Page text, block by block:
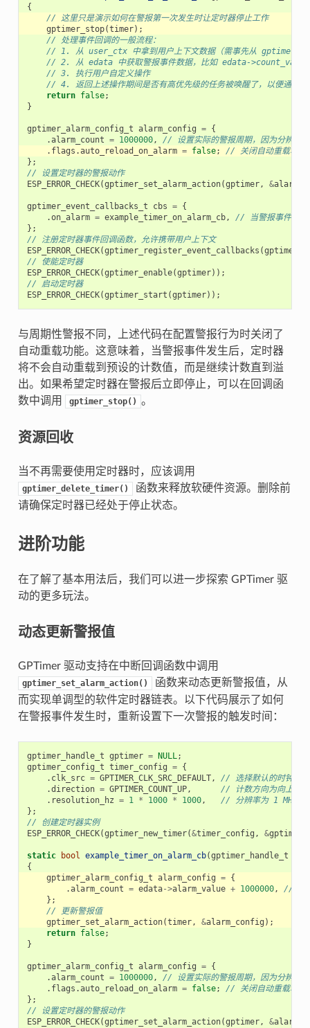
{
// 这里只是演示如何在警报第一次发生时让定时器停止工作
gptimer_stop(timer);
// 处理事件回调的一般流程：
// 1. 从 user_ctx 中拿到用户上下文数据（需事先从
// 2. 从 edata 中获取警报事件数据，比如 edata->count_value
// 3. 执行用户自定义操作
// 4. 返回上述操作期间是否有高优先级的任务被唤醒了，以便通知调
return false;
}
gptimer_alarm_config_t alarm_config = {
.alarm_count = 1000000,
// 设置实际的警报周期，因为分辨率
. flags .auto_reload_on_alarm = false;
// 关闭自动重载功能
};
// 设置定时器的警报动作
ESP_ERROR_CHECK(gptimer_set_alarm_action(gptimer, &
gptimer_event_callbacks_t cbs = {
.on_alarm = example_timer_on_alarm_cb,
// 当警报事件发生
};
// 注册定时器事件回调函数，允许携带用户上下文
ESP_ERROR_CHECK(gptimer_register_event_callbacks (gptimer
// 使能定时器
ESP_ERROR_CHECK(gptimer_enable(gptimer));
// 启动定时器
ESP_ERROR_CHECK(gptimer_start (gptimer));
与周期性警报不同，上述代码在配置警报行为时关闭了
自动重载功能。这意味着，当警报事件发生后，定时器
将不会自动重载到预设的计数值，而是继续计数直到溢
出。如果希望定时器在警报后立即停止，可以在回调函
数中调用
gptimer_stop() 。
资源回收
当不再需要使用定时器时，应该调用
gptimer_delete_timer()
函数来释放软硬件资源。删除前
请确保定时器已经处于停止状态。
进阶功能
在了解了基本用法后，我们可以进一步探索 GPTimer 驱
动的更多玩法。
动态更新警报值
GPTimer 驱动支持在中断回调函数中调用
gptimer_set_alarm_action()
函数来动态更新警报值，从
而实现单调型的软件定时器链表。以下代码展示了如何
在警报事件发生时，重新设置下一次警报的触发时间：
gptimer_handle_t gptimer = NULL;
gptimer_config_t timer_config = {
. clk_src = GPTIMER_CLK_SRC_DEFAULT,
// 选择默认的时钟源
.direction = GPTIMER_COUNT_UP,
// 计数方向为向上计数
. resolution_hz = 1 * 1000 * 1000,
// 分辨率为 1 MHz，
};
// 创建定时器实例
ESP_ERROR_CHECK(gptimer_new_timer(&timer_config , &gptimer
static bool example_timer_on_alarm_cb(gptimer_handle_t
{
gptimer_alarm_config_t alarm_config = {
.alarm_count = edata->alarm_value + 1000000,
// 下
};
// 更新警报值
gptimer_set_alarm_action(timer, &alarm_config );
return false;
}
gptimer_alarm_config_t alarm_config = {
.alarm_count = 1000000,
// 设置实际的警报周期，因为分辨率
. flags .auto_reload_on_alarm = false;
// 关闭自动重载功能
};
// 设置定时器的警报动作
ESP_ERROR_CHECK(gptimer_set_alarm_action(gptimer, &